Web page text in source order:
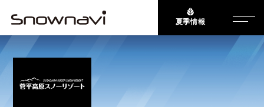
夏季情報